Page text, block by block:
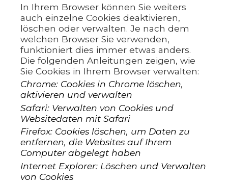
In Ihrem Browser können Sie weiters
auch einzelne Cookies deaktivieren,
löschen oder verwalten. Je nach dem
welchen Browser Sie verwenden,
funktioniert dies immer etwas anders.
Die folgenden Anleitungen zeigen, wie
Sie Cookies in Ihrem Browser verwalten:
Chrome: Cookies in Chrome löschen,
aktivieren und verwalten
Safari: Verwalten von Cookies und
Websitedaten mit Safari
Firefox: Cookies löschen, um Daten zu
entfernen, die Websites auf Ihrem
Computer abgelegt haben
Internet Explorer: Löschen und Verwalten
von Cookies